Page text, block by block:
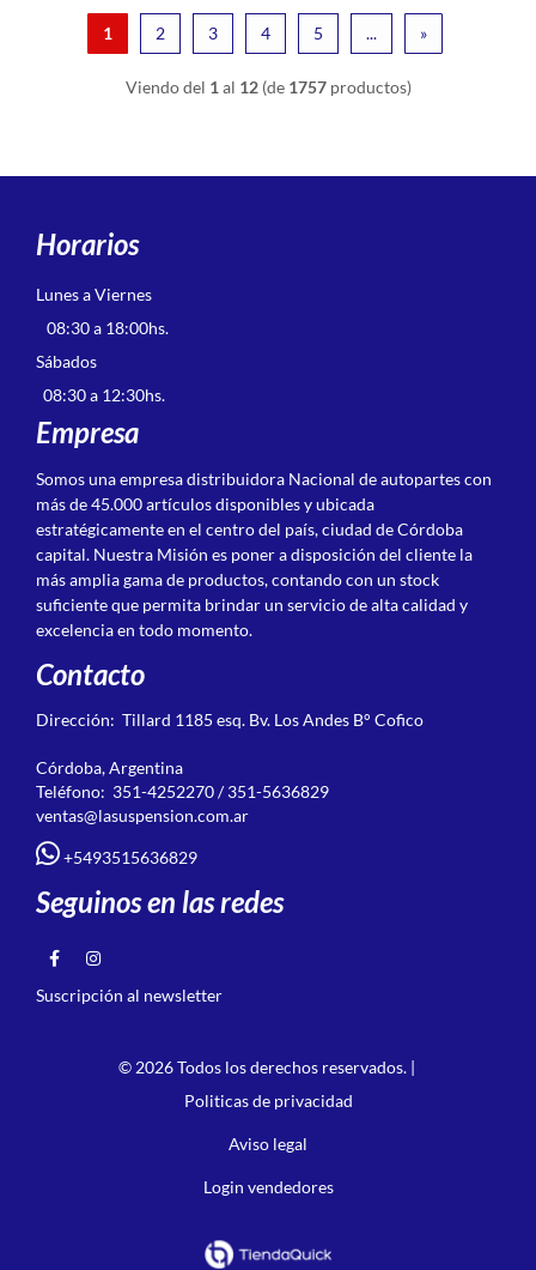
1 2 3 4 5 ... »
Viendo del 1 al 12(de 1757productos)
Horarios
Lunes a Viernes
08:30 a 18:00hs.
Sábados
08:30 a 12:30hs.
Empresa
Somos una empresa distribuidora Nacional de autopartes con
más de 45.000 artículos disponibles y ubicada
estratégicamente en el centro del país, ciudad de Córdoba
capital. Nuestra Misión es poner a disposición del cliente la
más amplia gama de productos, contando con un stock
suficiente que permita brindar un servicio de alta calidad y
excelencia en todo momento.
Contacto
Dirección: Tillard 1185 esq. Bv. Los Andes B° Cofico
Córdoba, Argentina
Teléfono: 351-4252270 / 351-5636829
ventas@lasuspension.com.ar
+5493515636829
Seguinos en las redes
Suscripción al newsletter
© 2026 Todos los derechos reservados. |
Politicas de privacidad
Aviso legal
Login vendedores